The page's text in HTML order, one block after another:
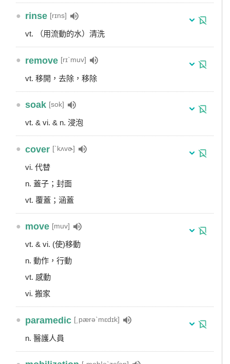
● rinse [rɪns]
vt. （用流動的水）清洗
● remove [rɪˋmuv]
vt. 移開，去除，移除
● soak [sok]
vt. & vi. & n. 浸泡
● cover [ˋkʌvɚ]
vi. 代替
n. 蓋子；封面
vt. 覆蓋；涵蓋
● move [muv]
vt. & vi. (使)移動
n. 動作，行動
vt. 感動
vi. 搬家
● paramedic [͵pærəˋmɛdɪk]
n. 醫護人員